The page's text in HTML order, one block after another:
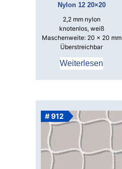
Nylon 12 20×20
2,2 mm nylon
knotenlos, weiß
Maschenweite: 20 x 20 mm
Überstreichbar
Weiterlesen
# 912